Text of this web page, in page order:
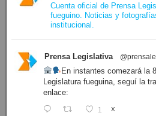
Cuenta oficial de Prensa
fueguino. Noticias y
institucional.
Prensa Legislativa
En instantes comezará la
Legislatura fueguina, seguí la
enlace:
1 X